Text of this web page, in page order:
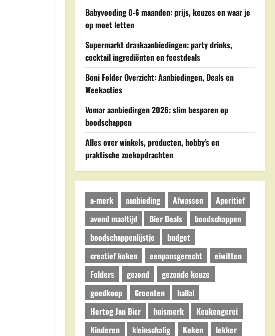
Babyvoeding 0-6 maanden: prijs, keuzes en waar je
op moet letten
Supermarkt drankaanbiedingen: party drinks,
cocktail ingrediënten en feestdeals
Boni Folder Overzicht: Aanbiedingen, Deals en
Weekacties
Vomar aanbiedingen 2026: slim besparen op
boodschappen
Alles over winkels, producten, hobby’s en
praktische zoekopdrachten
a-merk aanbieding Afwassen
Aperitief
avond maaltijd
Bier Deals
boodschappen
boodschappenlijstje
budget
creatief koken
eenpansgerecht
eiwitten
Folders
gezond
gezonde keuze
goedkoop
Groenten
hallal
Hertog Jan Bier
huismerk
Keukengerei
Kinderen
kleinschalig Koken
lekker